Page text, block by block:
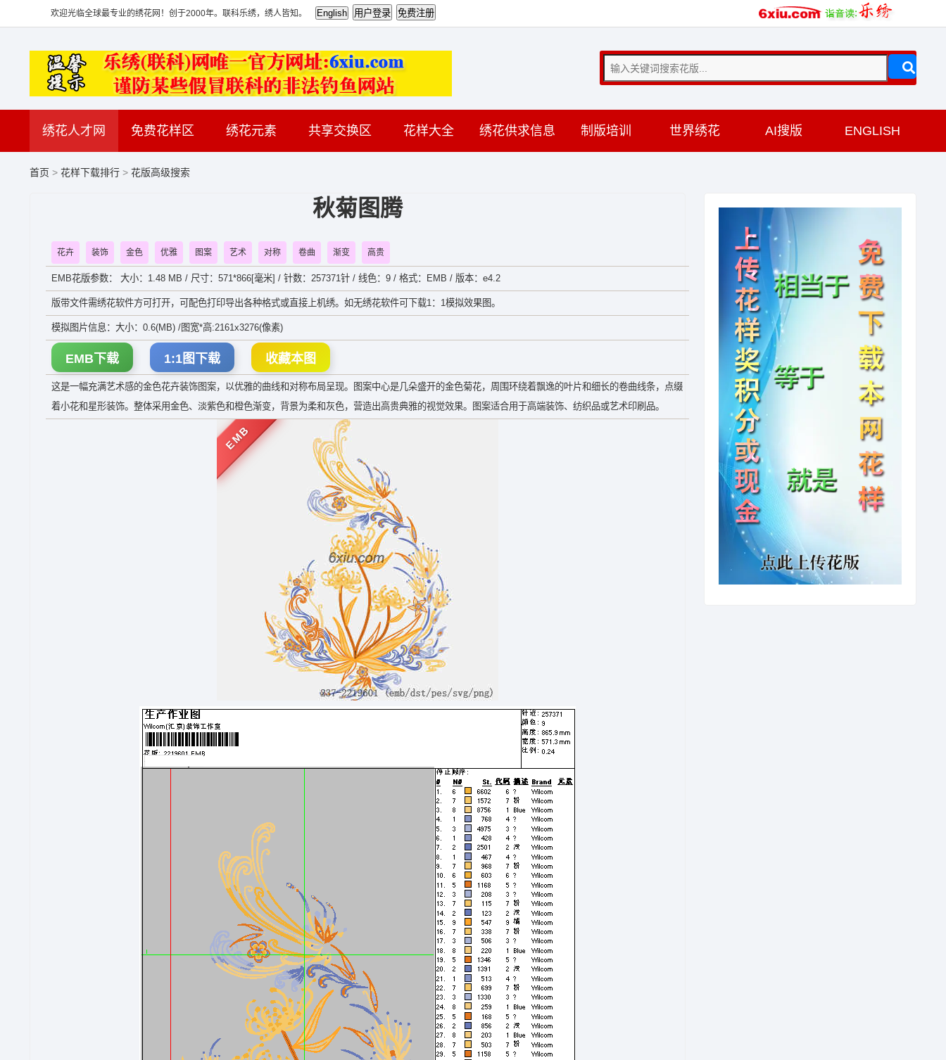
欢迎光临全球最专业的绣花网！创于2000年。联科乐绣，绣人皆知。
绣花人才网 免费花样区 绣花元素 共享交换区 花样大全 绣花供求信息 制版培训 世界绣花 AI搜版 ENGLISH
首页 > 花样下载排行 > 花版高级搜索
秋菊图腾
花卉 装饰 金色 优雅 图案 艺术 对称 卷曲 渐变 高贵
EMB花版参数： 大小：1.48 MB / 尺寸：571*866[毫米] / 针数：257371针 / 线色：9 / 格式：EMB / 版本：e4.2
版带文件需绣花软件方可打开，可配色打印导出各种格式或直接上机绣。如无绣花软件可下载1：1模拟效果图。
模拟图片信息：大小：0.6(MB) /图宽*高:2161x3276(像素)
EMB下载 1:1图下载 收藏本图
这是一幅充满艺术感的金色花卉装饰图案，以优雅的曲线和对称布局呈现。图案中心是几朵盛开的金色菊花，周围环绕着飘逸的叶片和细长的卷曲线条，点缀
着小花和星形装饰。整体采用金色、淡紫色和橙色渐变，背景为柔和灰色，营造出高贵典雅的视觉效果。图案适合用于高端装饰、纺织品或艺术印刷品。
EMB